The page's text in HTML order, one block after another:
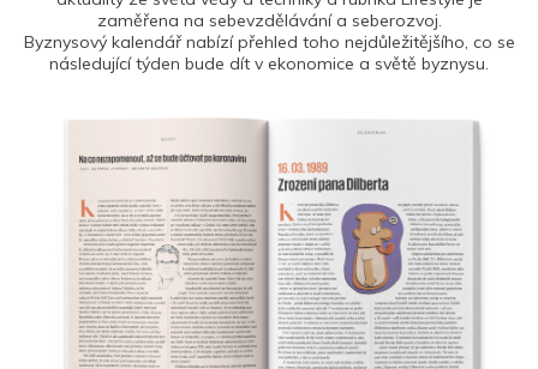
zaměřena na sebevzdělávání a seberozvoj.
Byznysový kalendář nabízí přehled toho nejdůležitějšího, co se
následující týden bude dít v ekonomice a světě byznysu.